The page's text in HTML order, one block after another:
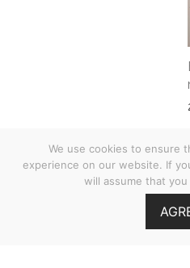
We use cookies to ensure
experience on our website. If
will assume that